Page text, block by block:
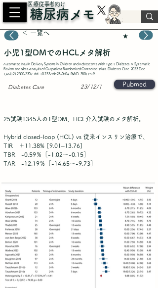
​医療従事者向け
糖尿病メモ
＜ 一覧へ ★
小児1型DMでのHCLメタ解析
Automated Insulin Delivery Systems in Children and Adolescents With Type 1 Diabetes: A Systematic
Review and Meta-analysis of Outpatient Randomized Controlled Trials. Diabetes Care. 2023 Dec
1;46(12):2300-2307. doi: 10.2337/dc23-0504. PMID: 38011519.
23/12/1
Diabetes Care Pubmed
25試験1345人の1型DM、HCL介入試験のメタ解析。
Hybrid closed-loop (HCL) vs 従来インスリン治療で、
TIR ＋11.38% [9.01–13.76]
TBR -0.59％［-1.02～-0.15］
TAR -12.19％［-14.65～-9.73］